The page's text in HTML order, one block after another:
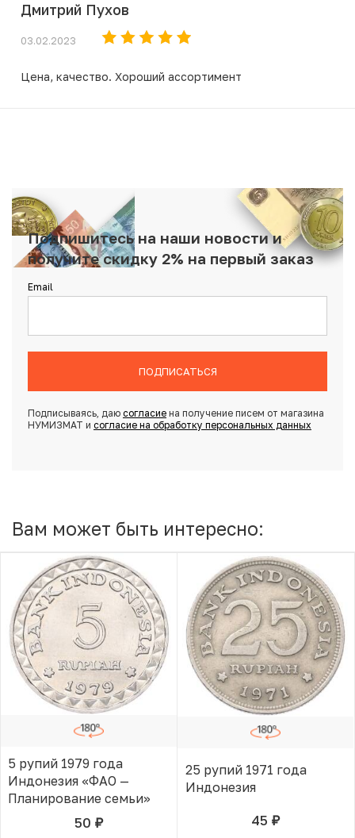
Дмитрий Пухов
03.02.2023
Цена, качество. Хороший ассортимент
Подпишитесь на наши новости и
получите скидку 2% на первый заказ
Email
ПОДПИСАТЬСЯ
Подписываясь, даю согласиена получение писем от магазина
НУМИЗМАТ и согласие на обработку персональных данных
Вам может быть интересно:
5 рупий 1979 года
Индонезия «ФАО —
Планирование семьи»
50 руб.В КОРЗИНЕ
25 рупий 1971 года
Индонезия
45 руб.В КОРЗИНЕ